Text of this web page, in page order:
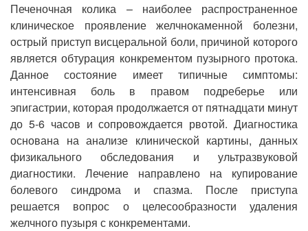
Печеночная колика – наиболее распространенное
клиническое проявление желчнокаменной болезни,
острый приступ висцеральной боли, причиной которого
является обтурация конкрементом пузырного протока.
Данное состояние имеет типичные симптомы:
интенсивная боль в правом подреберье или
эпигастрии, которая продолжается от пятнадцати минут
до 5-6 часов и сопровождается рвотой. Диагностика
основана на анализе клинической картины, данных
физикального обследования и ультразвуковой
диагностики. Лечение направлено на купирование
болевого синдрома и спазма. После приступа
решается вопрос о целесообразности удаления
желчного пузыря с конкрементами.